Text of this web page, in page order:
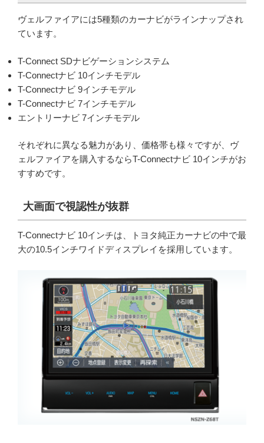
ヴェルファイアには5種類のカーナビがラインナップされ
ています。
T-Connect SDナビゲーションシステム
T-Connectナビ 10インチモデル
T-Connectナビ 9インチモデル
T-Connectナビ 7インチモデル
エントリーナビ 7インチモデル
それぞれに異なる魅力があり、価格帯も様々ですが、ヴ
ェルファイアを購入するならT-Connectナビ 10インチがお
すすめです。
大画面で視認性が抜群
T-Connectナビ 10インチは、トヨタ純正カーナビの中で最
大の10.5インチワイドディスプレイを採用しています。